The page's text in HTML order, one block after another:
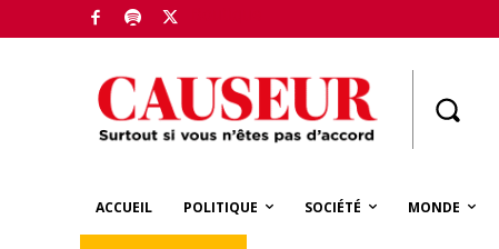
ACCUEIL POLITIQUE SOCIÉTÉ MONDE